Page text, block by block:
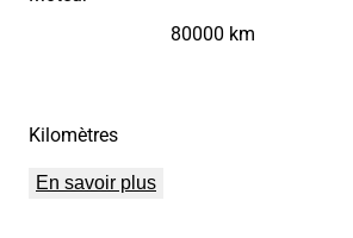
Kilomètres
80000 km
En savoir plus